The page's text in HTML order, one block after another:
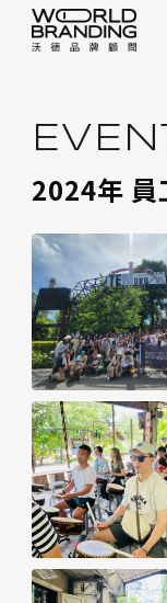
精選案例
行銷案例
設計觀點
關於沃德
加入沃德
快速諮詢
2024年 員